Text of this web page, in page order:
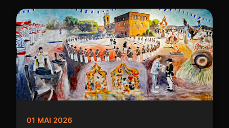
01 MAI 2026